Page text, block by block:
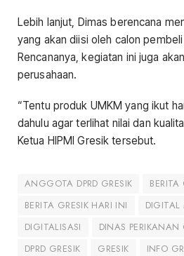
Lebih lanjut, Dimas berencana
yang akan diisi oleh calon
Rencananya, kegiatan ini juga
perusahaan.
“Tentu produk UMKM yang ikut
dahulu agar terlihat nilai dan
Ketua HIPMI Gresik tersebut.
ANGGOTA DPRD GRESIK
BERITA
BERITA GRESIK HARI INI
DIGITAL
DIGITALISASI
DINAS PERIKANAN
DPRD GRESIK
GRESIK
INFO